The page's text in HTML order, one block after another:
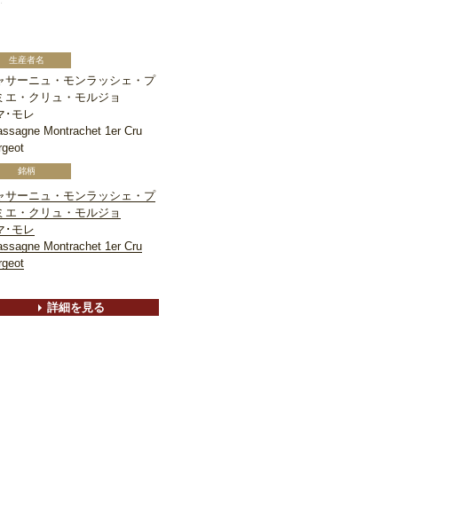
サーニュ・モンラッシェ・プ
エ・クリュ・モルジョ
･モレ
Montrachet 1er Cru
サーニュ・モンラッシェ・プ
エ・クリュ・モルジョ
･モレ
Montrachet 1er Cru
詳細を見る